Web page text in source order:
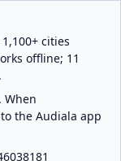
cities
offline; 11
When
the Audiala app